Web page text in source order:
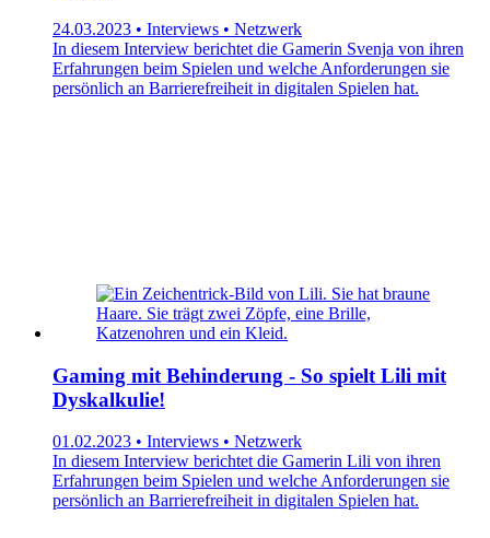
24.03.2023 • Interviews • Netzwerk
In diesem Interview berichtet die Gamerin Svenja von ihren
Erfahrungen beim Spielen und welche Anforderungen sie
persönlich an Barrierefreiheit in digitalen Spielen hat.
Gaming mit Behinderung - So spielt Lili mit
Dyskalkulie!
01.02.2023 • Interviews • Netzwerk
In diesem Interview berichtet die Gamerin Lili von ihren
Erfahrungen beim Spielen und welche Anforderungen sie
persönlich an Barrierefreiheit in digitalen Spielen hat.